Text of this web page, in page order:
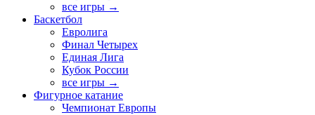
все игры →
Баскетбол
Евролига
Финал Четырех
Единая Лига
Кубок России
все игры →
Фигурное катание
Чемпионат Европы